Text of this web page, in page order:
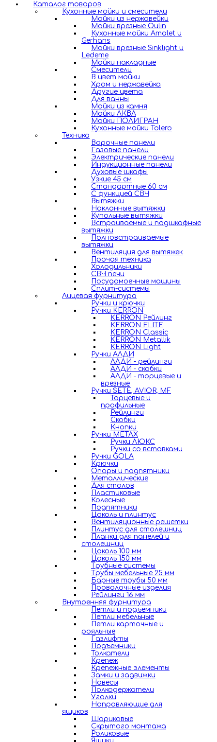
Каталог товаров
Кухонные мойки и смесители
Мойки из нержавейки
Мойки врезные Oulin
Кухонные мойки Amalet и
Gerhans
Мойки врезные Sinklight и
Ledeme
Мойки накладные
Смесители
В цвет мойки
Хром и нержавейка
Другие цвета
Для ванны
Мойки из камня
Мойки АКВА
Мойки ПОЛИГРАН
Кухонные мойки Tolero
Техника
Варочные панели
Газовые панели
Электрические панели
Индукционные панели
Духовые шкафы
Узкие 45 см
Стандартные 60 см
С функцией СВЧ
Вытяжки
Наклонные вытяжки
Купольные вытяжки
Встраиваемые и подшкафные
вытяжки
Полновстраиваемые
вытяжки
Вентиляция для вытяжек
Прочая техника
Холодильники
СВЧ печи
Посудомоечные машины
Сплит-системы
Лицевая фурнитура
Ручки и крючки
Ручки KERRON
KERRON Рейлинг
KERRON ELITE
KERRON Classic
KERRON Metallik
KERRON Light
Ручки АЛДИ
АЛДИ - рейлинги
АЛДИ - скобки
АЛДИ - торцевые и
врезные
Ручки SETE, AVIOR, MF
Торцевые и
профильные
Рейлинги
Скобки
Кнопки
Ручки METAX
Ручки ЛЮКС
Ручки со вставками
Ручки GOLA
Крючки
Опоры и подпятники
Металлические
Для столов
Пластиковые
Колесные
Подпятники
Цоколь и плинтус
Вентиляционные решетки
Плинтус для столешниц
Планки для панелей и
столешниц
Цоколь 100 мм
Цоколь 150 мм
Трубные системы
Трубы мебельные 25 мм
Барные трубы 50 мм
Проволочные изделия
Рейлинги 16 мм
Внутренняя фурнитура
Петли и подъемники
Петли мебельные
Петли карточные и
рояльные
Газлифты
Подъемники
Толкатели
Крепеж
Крепежные элементы
Замки и задвижки
Навесы
Полкодержатели
Уголки
Направляющие для
ящиков
Шариковые
Скрытого монтажа
Роликовые